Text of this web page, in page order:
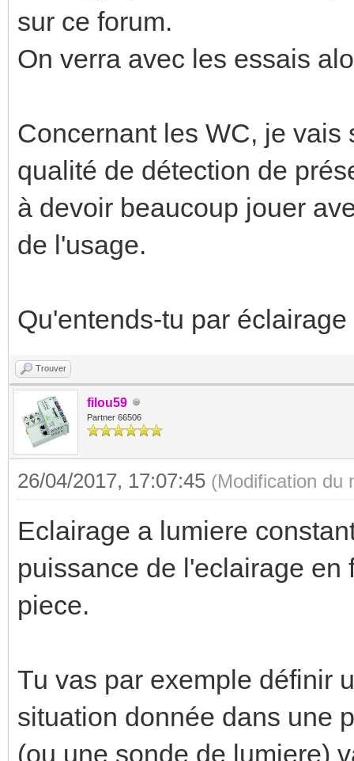
sur ce forum.
On verra avec les essais
Concernant les WC, je
qualité de détection de
à devoir beaucoup jouer
de l'usage.
Qu'entends-tu par
Trouver
filou59
Partner 66506
26/04/2017, 17:07:45 (Modification du
Eclairage a lumiere
puissance de l'eclairage
piece.
Tu vas par exemple définir
situation donnée dans une
(ou une sonde de lumiere)